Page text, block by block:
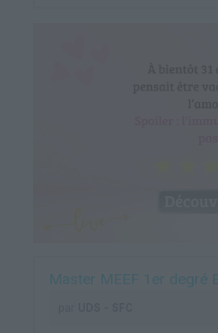
Master MEEF 1er degré